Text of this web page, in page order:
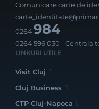
Comunicare carte de
0264984
0264 596 030 - Centrala
LINKURI UTILE
Visit Cluj
Cluj Business
CTP Cluj-Napoca